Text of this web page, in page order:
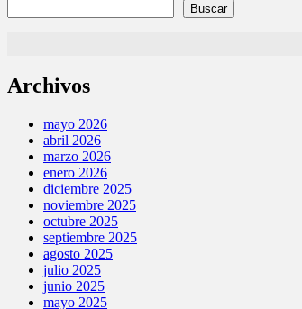
Buscar
Archivos
mayo 2026
abril 2026
marzo 2026
enero 2026
diciembre 2025
noviembre 2025
octubre 2025
septiembre 2025
agosto 2025
julio 2025
junio 2025
mayo 2025